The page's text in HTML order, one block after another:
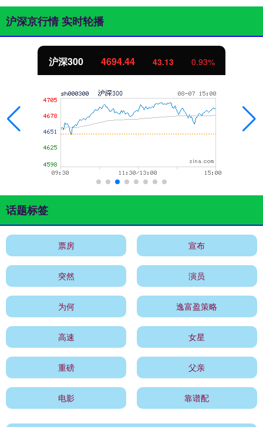
沪深京行情 实时轮播
沪深300 4694.44 43.13 0.93%
话题标签
票房 宣布
突然 演员
为何 逸富盈策略
高速 女星
重磅 父亲
电影 靠谱配